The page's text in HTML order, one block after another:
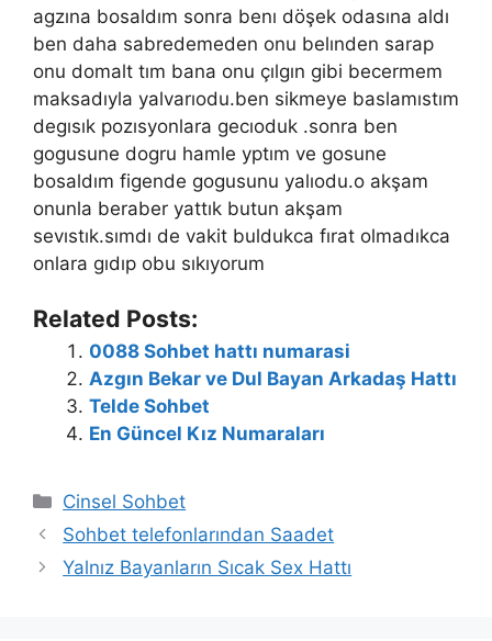
agzına bosaldım sonra benı döşek odasına aldı
ben daha sabredemeden onu belınden sarap
onu domalt tım bana onu çılgın gibi becermem
maksadıyla yalvarıodu.ben sikmeye baslamıstım
degısık pozısyonlara gecıoduk .sonra ben
gogusune dogru hamle yptım ve gosune
bosaldım figende gogusunu yalıodu.o akşam
onunla beraber yattık butun akşam
sevıstık.sımdı de vakit buldukca fırat olmadıkca
onlara gıdıp obu sıkıyorum
Related Posts:
0088 Sohbet hattı numarasi
Azgın Bekar ve Dul Bayan Arkadaş Hattı
Telde Sohbet
En Güncel Kız Numaraları
Kategoriler
Cinsel Sohbet
Sohbet telefonlarından Saadet
Yalnız Bayanların Sıcak Sex Hattı